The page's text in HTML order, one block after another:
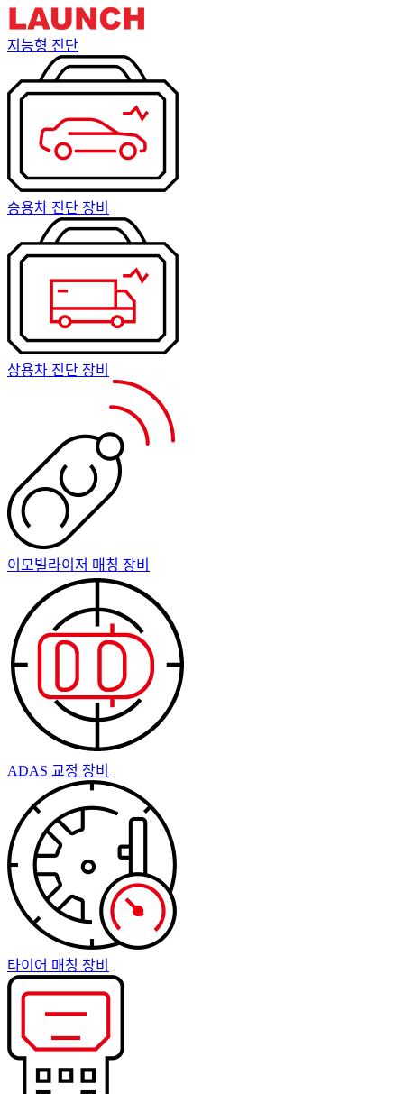
지능형 진단
승용차 진단 장비
상용차 진단 장비
이모빌라이저 매칭 장비
ADAS 교정 장비
타이어 매칭 장비